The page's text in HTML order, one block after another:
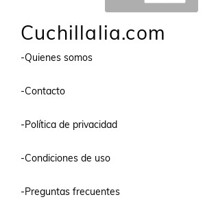
Cuchillalia.com
-Quienes somos
-Contacto
-Política de privacidad
-Condiciones de uso
-Preguntas frecuentes